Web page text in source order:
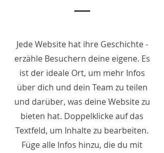
Jede Website hat ihre Geschichte -
erzähle Besuchern deine eigene. Es
ist der ideale Ort, um mehr Infos
über dich und dein Team zu teilen
und darüber, was deine Website zu
bieten hat. Doppelklicke auf das
Textfeld, um Inhalte zu bearbeiten.
Füge alle Infos hinzu, die du mit